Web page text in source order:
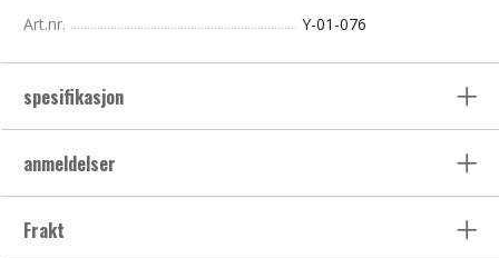
Art.nr. Y-01-076
spesifikasjon
anmeldelser
Frakt